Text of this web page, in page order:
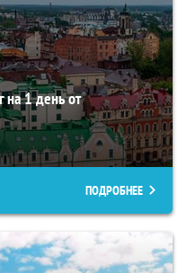
на 1 день от
ПОДРОБНЕЕ